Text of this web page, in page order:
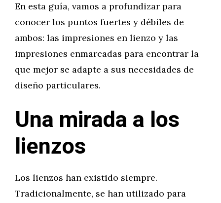
En esta guía, vamos a profundizar para
conocer los puntos fuertes y débiles de
ambos: las impresiones en lienzo y las
impresiones enmarcadas para encontrar la
que mejor se adapte a sus necesidades de
diseño particulares.
Una mirada a los
lienzos
Los lienzos han existido siempre.
Tradicionalmente, se han utilizado para